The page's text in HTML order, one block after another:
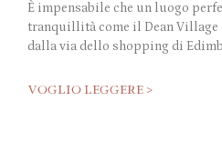
È impensabile che un luogo
tranquillità come il Dean
dalla via dello shopping di
VOGLIO LEGGERE >